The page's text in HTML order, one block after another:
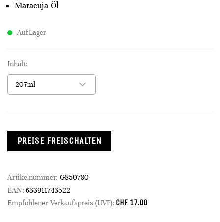
Maracuja-Öl
Auf Lager
Inhalt:
PREISE FREISCHALTEN
Artikelnummer: G850780
EAN: 633911743522
Empfohlener Verkaufspreis (UVP): CHF 17.00